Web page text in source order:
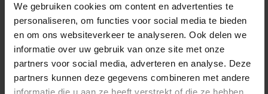
We gebruiken cookies om content en advertenties te
personaliseren, om functies voor social media te bieden
en om ons websiteverkeer te analyseren. Ook delen we
informatie over uw gebruik van onze site met onze
partners voor social media, adverteren en analyse. Deze
partners kunnen deze gegevens combineren met andere
informatie die u aan ze heeft verstrekt of die ze hebben
-10%
Premium 13 - Rond sisal
Premium 13 - Rond sisal
vloerkleed